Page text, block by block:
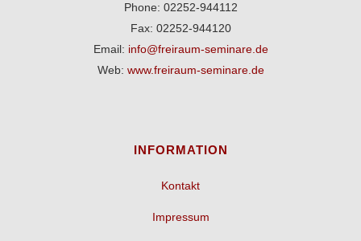
Phone: 02252-944112
Fax: 02252-944120
Email: info@freiraum-seminare.de
Web: www.freiraum-seminare.de
INFORMATION
Kontakt
Impressum